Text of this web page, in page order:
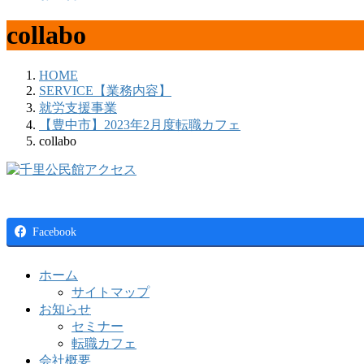
collabo
HOME
SERVICE【業務内容】
就労支援事業
【豊中市】2023年2月度転職カフェ
collabo
Facebook
ホーム
サイトマップ
お知らせ
セミナー
転職カフェ
会社概要